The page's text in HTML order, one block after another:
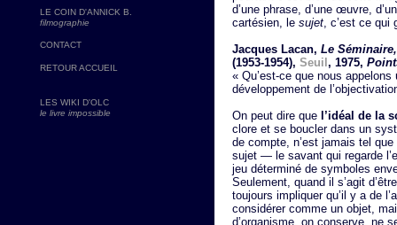
LE COIN D'ANNICK B.
filmographie
CONTACT
RETOUR ACCUEIL
LES WIKI D'OLC
le livre impossible
d’une phrase, d’une œuvre,
cartésien, le sujet, c’est ce qui
Jacques Lacan, Le
(1953-1954), Seuil , 1975,
« Qu’est-ce que nous
développement de
On peut dire que l’idéal de la
clore et se boucler dans un
de compte, n’est jamais tel
sujet — le savant qui regarde
jeu déterminé de symboles
Seulement, quand il s’agit
toujours impliquer qu’il y a de
considérer comme un objet,
d’organisme, on conserve, ne